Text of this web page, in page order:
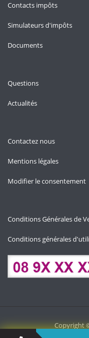
Contacts impôts
Simulateurs d'impôts
Documents
Questions
Actualités
Contactez nous
Mentions légales
Modifier le consentement
Conditions Générales de
Conditions générales
Copyright